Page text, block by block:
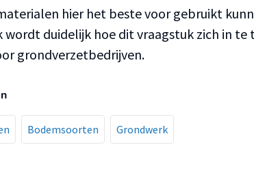
hier het beste voor gebruikt
wordt duidelijk hoe dit vraagstuk zich in
grondverzetbedrijven.
Bodemsoorten Grondwerk